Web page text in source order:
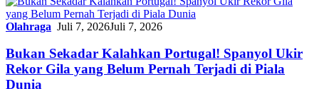
Olahraga Juli 7, 2026Juli 7, 2026
Bukan Sekadar Kalahkan Portugal! Spanyol Ukir
Rekor Gila yang Belum Pernah Terjadi di Piala
Dunia